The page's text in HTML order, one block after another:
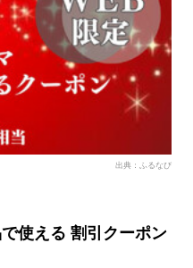
出典：ふるなび
使える 割引クーポン